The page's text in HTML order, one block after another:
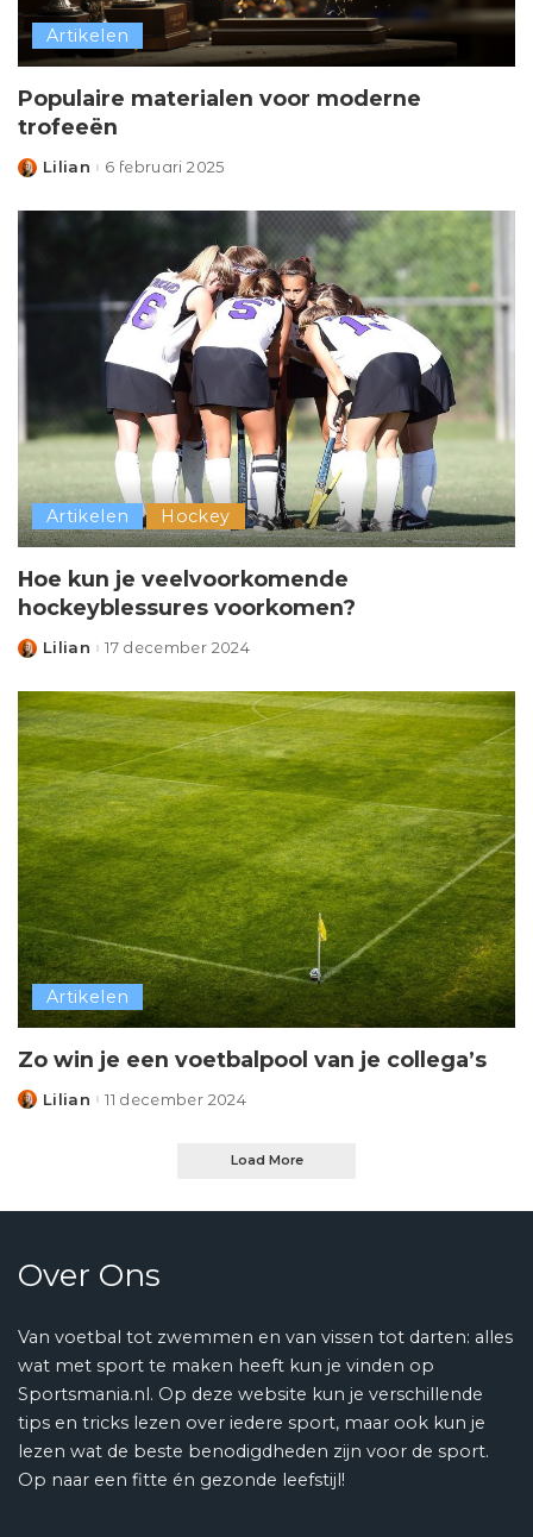
Artikelen
Populaire materialen voor moderne
trofeeën
Posted
Lilian 6 februari 2025
Artikelen Hockey
Hoe kun je veelvoorkomende
hockeyblessures voorkomen?
Posted
Lilian 17 december 2024
Artikelen
Zo win je een voetbalpool van je collega’s
Posted
Lilian 11 december 2024
Load More
Over Ons
Van voetbal tot zwemmen en van vissen tot darten: alles
wat met sport te maken heeft kun je vinden op
Sportsmania.nl. Op deze website kun je verschillende
tips en tricks lezen over iedere sport, maar ook kun je
lezen wat de beste benodigdheden zijn voor de sport.
Op naar een fitte én gezonde leefstijl!